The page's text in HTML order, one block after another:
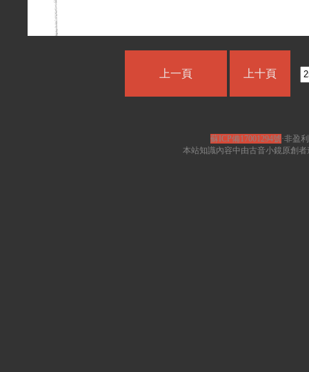
上一頁 上十頁
蘇ICP備17001294號·非盈
本站知識內容中由古音小鏡原創